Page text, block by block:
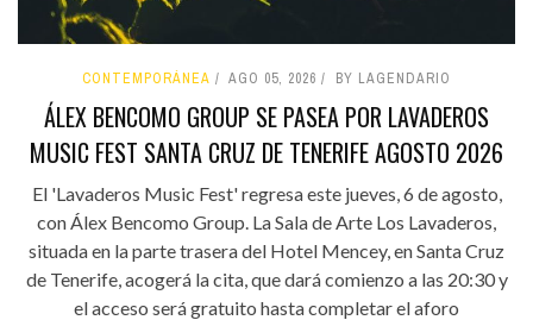
CONTEMPORÁNEA AGO 05, 2026 BY LAGENDARIO
ÁLEX BENCOMO GROUP SE PASEA POR LAVADEROS
MUSIC FEST SANTA CRUZ DE TENERIFE AGOSTO 2026
El 'Lavaderos Music Fest' regresa este jueves, 6 de agosto,
con Álex Bencomo Group. La Sala de Arte Los Lavaderos,
situada en la parte trasera del Hotel Mencey, en Santa Cruz
de Tenerife, acogerá la cita, que dará comienzo a las 20:30 y
el acceso será gratuito hasta completar el aforo